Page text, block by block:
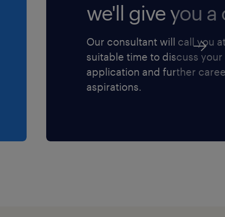
we'll give you a
Our consultant will call you
suitable time to discuss your
application and further
aspirations.